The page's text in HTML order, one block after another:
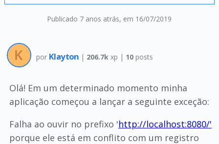
Publicado 7 anos atrás, em 16/07/2019
por Klayton | 206.7k xp | 10 posts
Olá! Em um determinado momento minha
aplicação começou a lançar a seguinte exceção:
Falha ao ouvir no prefixo 'http://localhost:8080/'
porque ele está em conflito com um registro